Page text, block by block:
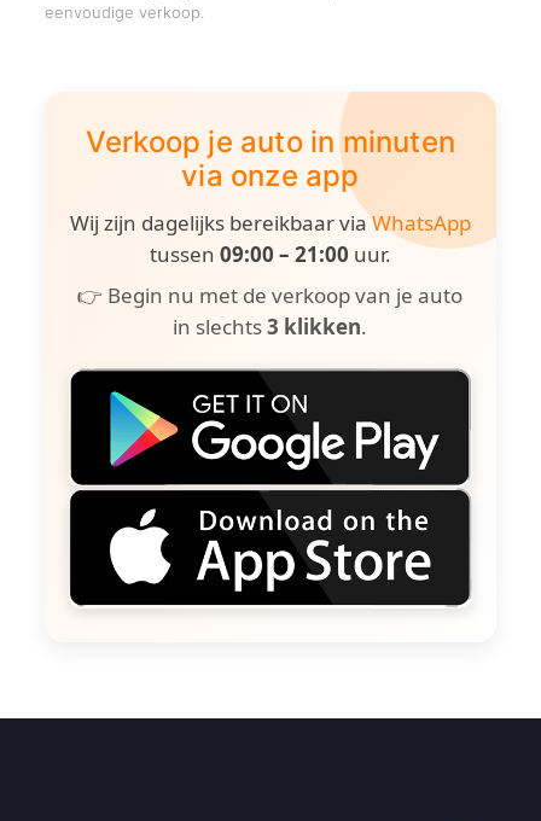
eenvoudige verkoop.
Verkoop je auto in minuten
via onze app
Wij zijn dagelijks bereikbaar viaWhatsApp
tussen 09:00 – 21:00 uur.
👉 Begin nu met de verkoop van je auto
in slechts3 klikken.